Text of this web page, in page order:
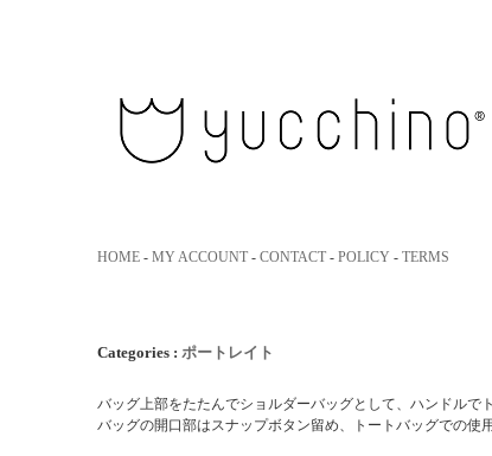
HOME - MY ACCOUNT - CONTACT - POLICY - TERMS
Categories : ポートレイト
バッグ上部をたたんでショルダーバッグとして、ハンドルで
バッグの開口部はスナップボタン留め、トートバッグでの使